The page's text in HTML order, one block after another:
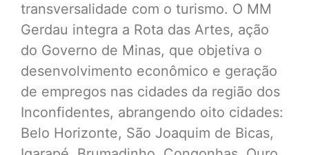
transversalidade com o turismo. O MM
Gerdau integra a Rota das Artes, ação
do Governo de Minas, que objetiva o
desenvolvimento econômico e geração
de empregos nas cidades da região dos
Inconfidentes, abrangendo oito cidades:
Belo Horizonte, São Joaquim de Bicas,